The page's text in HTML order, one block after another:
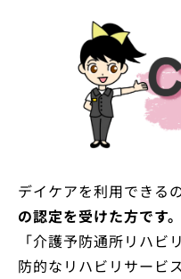
デイケアを利用できるの
の認定を受けた方です。
「介護予防通所リハビ
防的なリハビリサービ